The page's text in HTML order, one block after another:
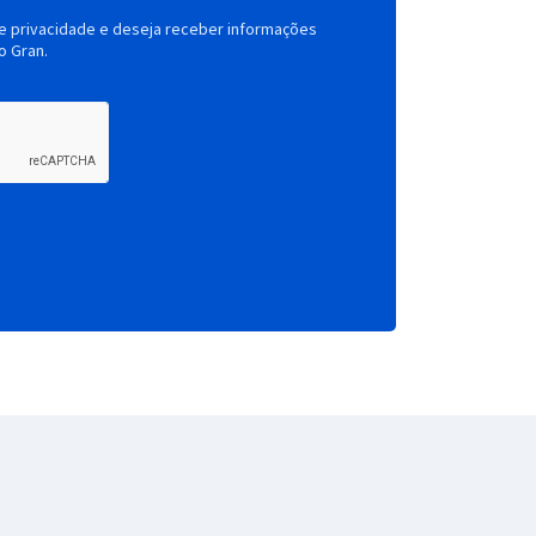
privacidade e deseja receber informações
Gran.